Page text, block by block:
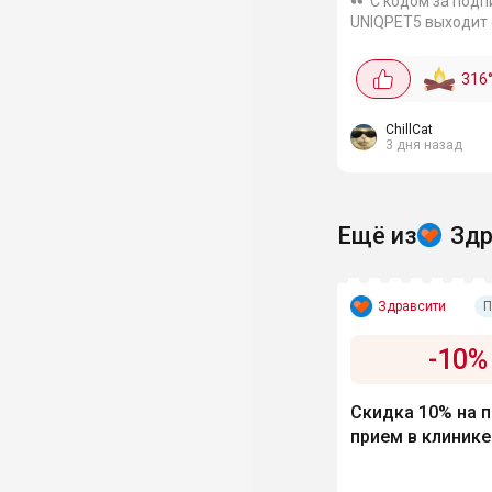
UNIQPET5 выходит
площадках от
примеру,
бентонита с
дезодорирующими...
316°
ChillCat
3 дня назад
Ещё из
Здравсити
-10%
Скидка 10% на
прием в